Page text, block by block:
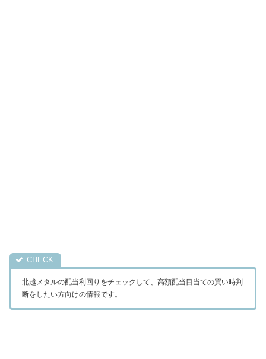
北越メタルの配当利回りをチェックして、高額配当目当ての買い時判
断をしたい方向けの情報です。